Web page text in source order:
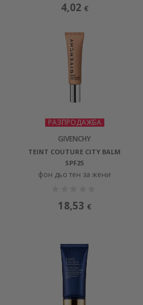
4,02 €
РАЗПРОДАЖБА
GIVENCHY
TEINT COUTURE CITY BALM
SPF25
фон дьо тен за жени
18,53 €